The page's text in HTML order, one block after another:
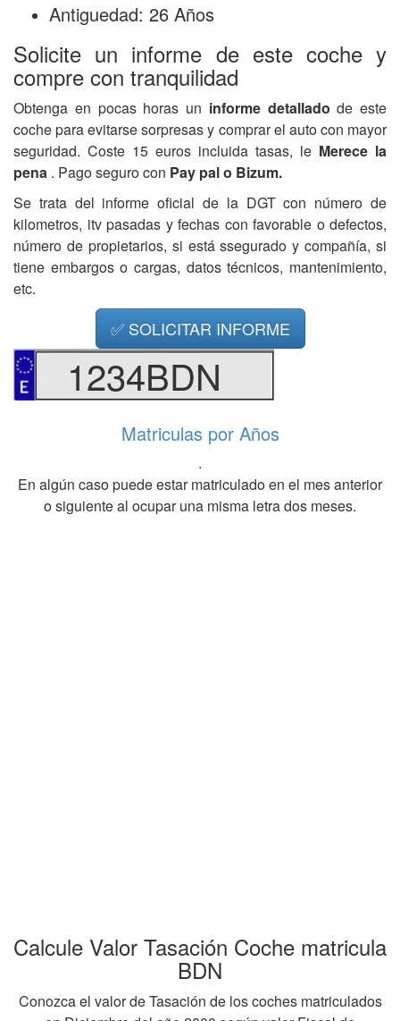
Antiguedad: 26 Años
Solicite un informe de este coche y
compre con tranquilidad
Obtenga en pocas horas un informe detalladode este
coche para evitarse sorpresas y comprar el auto con mayor
seguridad. Coste 15 euros incluida tasas, le Merece la
pena . Pago seguro con Pay pal o Bizum.
Se trata del informe oficial de la DGT con número de
kilometros, itv pasadas y fechas con favorable o defectos,
número de propietarios, si está ssegurado y compañía, si
tiene embargos o cargas, datos técnicos, mantenimiento,
etc.
✅ SOLICITAR INFORME
1234BDN
Matriculas por Años
.
En algún caso puede estar matriculado en el mes anterior
o siguiente al ocupar una misma letra dos meses.
Calcule Valor Tasación Coche matricula
BDN
Conozca el valor de Tasación de los coches matriculados